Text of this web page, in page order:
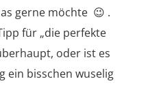
gerne möchte 😉 .
für „die perfekte
oder ist es
ein bisschen wuselig